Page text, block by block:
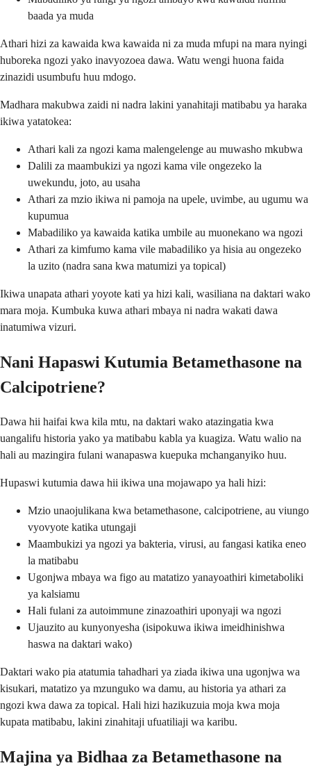
baada ya muda
Athari hizi za kawaida kwa kawaida ni za muda mfupi na mara nyingi
huboreka ngozi yako inavyozoea dawa. Watu wengi huona faida
zinazidi usumbufu huu mdogo.
Madhara makubwa zaidi ni nadra lakini yanahitaji matibabu ya haraka
ikiwa yatatokea:
Athari kali za ngozi kama malengelenge au muwasho mkubwa
Dalili za maambukizi ya ngozi kama vile ongezeko la
uwekundu, joto, au usaha
Athari za mzio ikiwa ni pamoja na upele, uvimbe, au ugumu wa
kupumua
Mabadiliko ya kawaida katika umbile au muonekano wa ngozi
Athari za kimfumo kama vile mabadiliko ya hisia au ongezeko
la uzito (nadra sana kwa matumizi ya topical)
Ikiwa unapata athari yoyote kati ya hizi kali, wasiliana na daktari wako
mara moja. Kumbuka kuwa athari mbaya ni nadra wakati dawa
inatumiwa vizuri.
Nani Hapaswi Kutumia Betamethasone na
Calcipotriene?
Dawa hii haifai kwa kila mtu, na daktari wako atazingatia kwa
uangalifu historia yako ya matibabu kabla ya kuagiza. Watu walio na
hali au mazingira fulani wanapaswa kuepuka mchanganyiko huu.
Hupaswi kutumia dawa hii ikiwa una mojawapo ya hali hizi:
Mzio unaojulikana kwa betamethasone, calcipotriene, au viungo
vyovyote katika utungaji
Maambukizi ya ngozi ya bakteria, virusi, au fangasi katika eneo
la matibabu
Ugonjwa mbaya wa figo au matatizo yanayoathiri kimetaboliki
ya kalsiamu
Hali fulani za autoimmune zinazoathiri uponyaji wa ngozi
Ujauzito au kunyonyesha (isipokuwa ikiwa imeidhinishwa
haswa na daktari wako)
Daktari wako pia atatumia tahadhari ya ziada ikiwa una ugonjwa wa
kisukari, matatizo ya mzunguko wa damu, au historia ya athari za
ngozi kwa dawa za topical. Hali hizi hazikuzuia moja kwa moja
kupata matibabu, lakini zinahitaji ufuatiliaji wa karibu.
Majina ya Bidhaa za Betamethasone na